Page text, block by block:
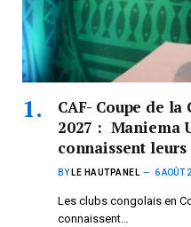
CAF- Coupe de
2027 : Maniema
connaissent
BY LE HAUTPANEL 6 AOÛT
Les clubs congolais en
connaissent…